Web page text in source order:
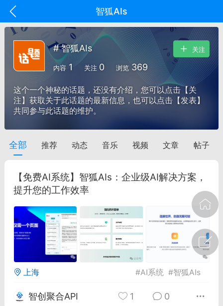
智狐AIs
29 10:10 电脑端 智狐AI工作台
中英翻译
事想用上客户端...
#智狐AI工作台
1
聚合API
龙坤智创合作品牌
# 智狐AIs
内容 1 关注 0 浏览 369
关注
这个一个神秘的话题，还没有介绍，您可以点击【关
注】获取关于此话题的最新信息，也可以点击【发表】
共同参与此话题的维护。
全部 推荐 动态 音乐 视频 文章 帖子
【免费AI系统】智狐AIs：企业级AI解决方案，
提升您的工作效率
上海 #AI系统 #智狐AIs
智创聚合API 1 0